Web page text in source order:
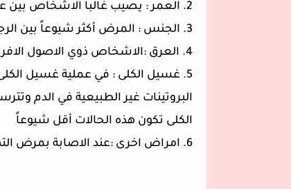
2. العمر : يصيب غالباً الاشخاص بين عمر 60-70 عام
3. الجنس : المرض أكثر شيوعاً بين الرجال
4. العرق :الاشخاص ذوي الاصول الافريقية اكثر عرضة لحمل الطفرة الوراثية المرتبطة بالمرض
5. غسيل الكلى : في عملية غسيل الكلى
البروتينات غير الطبيعية في الدم
الكلى تكون هذه الحالات أقل شيوعاً
6. امراض اخرى :عند الاصابة بمرض التهابي مزمن يزيد من خطر الاصابة بالمرض